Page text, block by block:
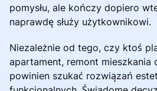
pomysłu, ale kończy dopiero
naprawdę służy użytkownikowi.
Niezależnie od tego, czy ktoś
apartament, remont mieszkania
powinien szukać rozwiązań